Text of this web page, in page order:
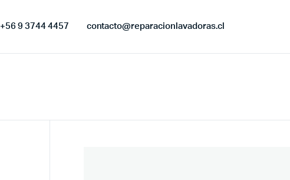
+56 9 3744 4457 contacto@reparacionlavadoras.cl